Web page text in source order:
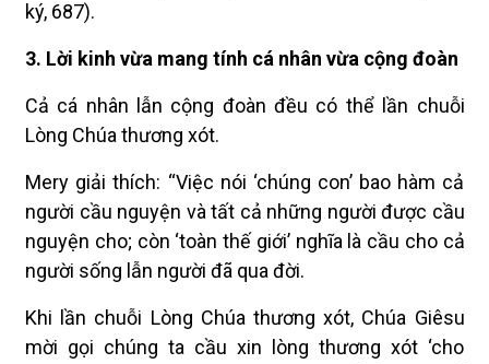
ký, 687).
3. Lời kinh vừa mang tính cá nhân vừa cộng đoàn
Cả cá nhân lẫn cộng đoàn đều có thể lần chuỗi
Lòng Chúa thương xót.
Mery giải thích: “Việc nói ‘chúng con’ bao hàm cả
người cầu nguyện và tất cả những người được cầu
nguyện cho; còn ‘toàn thế giới’ nghĩa là cầu cho cả
người sống lẫn người đã qua đời.
Khi lần chuỗi Lòng Chúa thương xót, Chúa Giêsu
mời gọi chúng ta cầu xin lòng thương xót ‘cho